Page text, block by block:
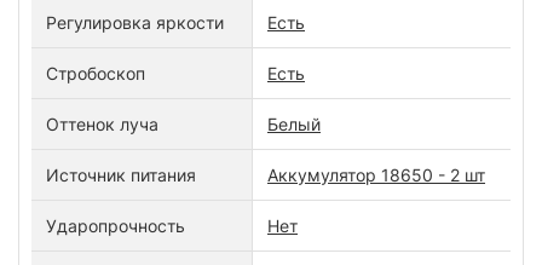
Регулировка яркости Есть
Стробоскоп Есть
Оттенок луча Белый
Источник питания Аккумулятор 18650 - 2 шт
Ударопрочность Нет